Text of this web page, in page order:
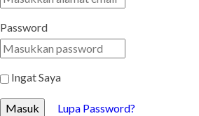
Password
Ingat Saya
Masuk Lupa Password?